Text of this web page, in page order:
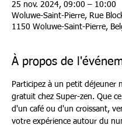
25 nov. 2024, 09:00 – 10:00
Woluwe-Saint-Pierre, Rue
1150 Woluwe-Saint-Pierre,
À propos de
Participez à un petit déjeuner
gratuit chez Super-zen. Que
d'un café ou d'un croissant,
votre expérience autour du